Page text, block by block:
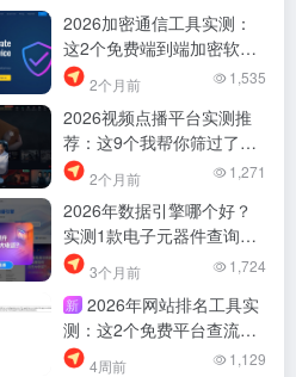
2026加密通信工具实测：
这2个免费端到端加密软件
真的够用，别再乱找了
2个月前 1,535
2026视频点播平台实测推
荐：这9个我帮你筛过了，
别再乱找了
2个月前 1,271
2026年数据引擎哪个好？
实测1款电子元器件查询工
具，找资料少踩坑
3个月前 1,724
新 2026年网站排名工具实
测：这2个免费平台查流量
最稳，别再乱找了
4周前 1,129